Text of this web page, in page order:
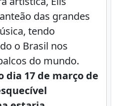
das grandes
tendo
o Brasil nos
do mundo.
dia 17 de março de